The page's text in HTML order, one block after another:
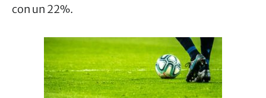
con un 22%.